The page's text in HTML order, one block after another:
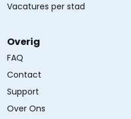
Vacatures per stad
Overig
FAQ
Contact
Support
Over Ons